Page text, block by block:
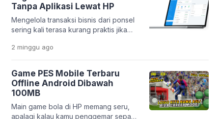
YouTube Shorts bikin kebutuhan
editing video makin tinggi. Tapi
masalahnya, banyak orang bingung
gratis, mudah dipakai, […]
Tanpa Aplikasi Lewat HP
Mengelola transaksi bisnis dari ponsel
sering kali terasa kurang praktis jika
sekaligus. Apalagi jika memori HP
sudah mulai penuh atau kamu ingin
bekerja lebih cepat tanpa berpindah-
pindah aplikasi. Kabar baiknya, DANA
menyediakan layanan Dashboard Web
yang bisa diakses langsung melalui
browser. Platform ini memudahkan
2 minggu ago
Game PES Mobile Terbaru
Offline Android Dibawah
100MB
Main game bola di HP memang seru,
apalagi kalau kamu penggemar sepak